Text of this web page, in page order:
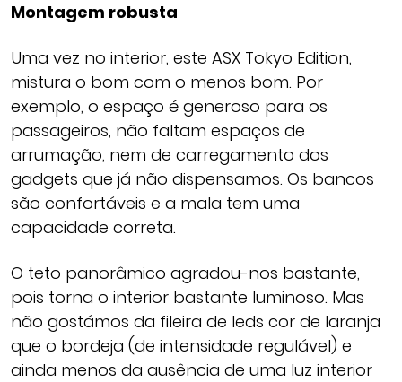
Montagem robusta
Uma vez no interior, este ASX Tokyo Edition,
mistura o bom com o menos bom. Por
exemplo, o espaço é generoso para os
passageiros, não faltam espaços de
arrumação, nem de carregamento dos
gadgets que já não dispensamos. Os bancos
são confortáveis e a mala tem uma
capacidade correta.
O teto panorâmico agradou-nos bastante,
pois torna o interior bastante luminoso. Mas
não gostámos da fileira de leds cor de laranja
que o bordeja (de intensidade regulável) e
ainda menos da ausência de uma luz interior